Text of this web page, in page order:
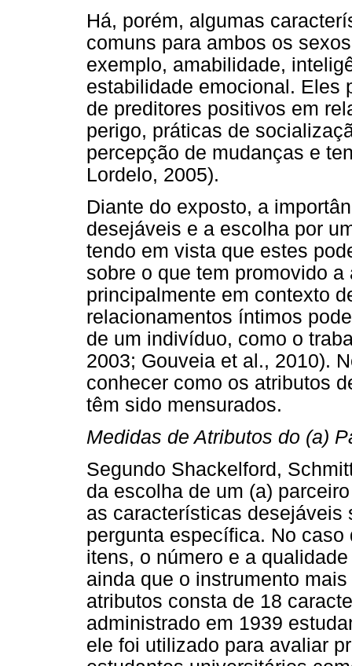
Há, porém, algumas
comuns para ambos os
exemplo, amabilidade,
estabilidade emocional. Eles
de preditores positivos em
perigo, práticas de
percepção de mudanças e
Lordelo, 2005).
Diante do exposto, a
desejáveis e a escolha por
tendo em vista que estes
sobre o que tem promovido
principalmente em contexto
relacionamentos íntimos
de um indivíduo, como o
2003; Gouveia et al., 2010).
conhecer como os atributos
têm sido mensurados.
Medidas de Atributos do (a)
Segundo Shackelford,
da escolha de um (a)
as características desejáveis
pergunta específica. No
itens, o número e a
ainda que o instrumento
atributos consta de 18
administrado em 1939
ele foi utilizado para avaliar